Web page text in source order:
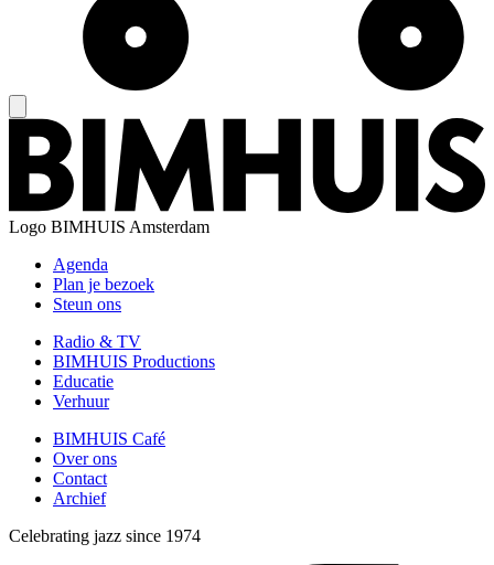
Logo BIMHUIS Amsterdam
Agenda
Plan je bezoek
Steun ons
Radio & TV
BIMHUIS Productions
Educatie
Verhuur
BIMHUIS Café
Over ons
Contact
Archief
Celebrating jazz since 1974